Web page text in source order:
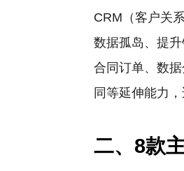
CRM（客户关
数据孤岛、提
合同订单、数
同等延伸能力
二、8款